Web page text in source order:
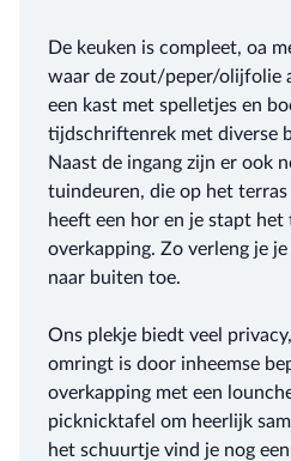
De keuken is compleet, oa
waar de zout/peper/olijfolie
een kast met spelletjes en
tijdschriftenrek met diverse
Naast de ingang zijn er ook
tuindeuren, die op het
heeft een hor en je stapt het
overkapping. Zo verleng je
naar buiten toe.
Ons plekje biedt veel
omringt is door inheemse
overkapping met een
picknicktafel om heerlijk
het schuurtje vind je nog